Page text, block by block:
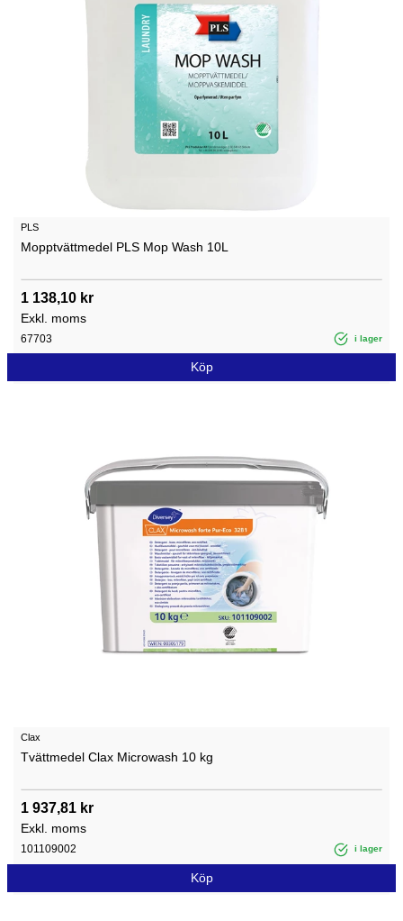
PLS
Mopptvättmedel PLS Mop Wash 10L
1 138,10 kr
Exkl. moms
67703 i lager
Köp
Clax
Tvättmedel Clax Microwash 10 kg
1 937,81 kr
Exkl. moms
101109002 i lager
Köp